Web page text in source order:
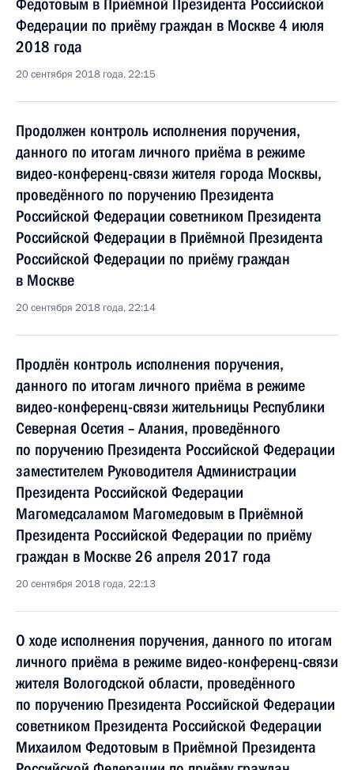
Федотовым в Приёмной Президента Российской
Федерации по приёму граждан в Москве 4 июля
2018 года
20 сентября 2018 года, 22:15
Продолжен контроль исполнения поручения,
данного по итогам личного приёма в режиме
видео-конференц-связи жителя города Москвы,
проведённого по поручению Президента
Российской Федерации советником Президента
Российской Федерации в Приёмной Президента
Российской Федерации по приёму граждан
в Москве
20 сентября 2018 года, 22:14
Продлён контроль исполнения поручения,
данного по итогам личного приёма в режиме
видео-конференц-связи жительницы Республики
Северная Осетия – Алания, проведённого
по поручению Президента Российской Федерации
заместителем Руководителя Администрации
Президента Российской Федерации
Магомедсаламом Магомедовым в Приёмной
Президента Российской Федерации по приёму
граждан в Москве 26 апреля 2017 года
20 сентября 2018 года, 22:13
О ходе исполнения поручения, данного по итогам
личного приёма в режиме видео-конференц-связи
жителя Вологодской области, проведённого
по поручению Президента Российской Федерации
советником Президента Российской Федерации
Михаилом Федотовым в Приёмной Президента